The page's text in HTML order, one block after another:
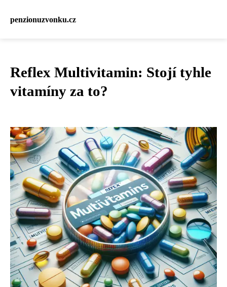
penzionuzvonku.cz
Reflex Multivitamin: Stojí tyhle
vitamíny za to?